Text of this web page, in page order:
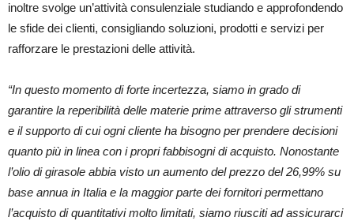
inoltre svolge un’attività consulenziale studiando e approfondendo
le sfide dei clienti, consigliando soluzioni, prodotti e servizi per
rafforzare le prestazioni delle attività.
“In questo momento di forte incertezza, siamo in grado di
garantire la reperibilità delle materie prime attraverso gli strumenti
e il supporto di cui ogni cliente ha bisogno per prendere decisioni
quanto più in linea con i propri fabbisogni di acquisto. Nonostante
l’olio di girasole abbia visto un aumento del prezzo del 26,99% su
base annua in Italia e la maggior parte dei fornitori permettano
l’acquisto di quantitativi molto limitati, siamo riusciti ad assicurarci